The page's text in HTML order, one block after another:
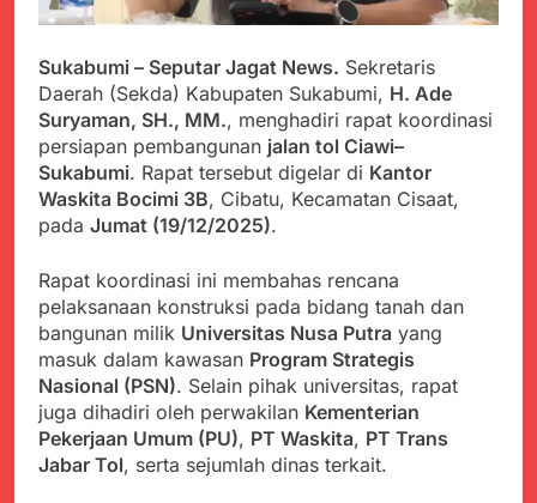
Kabupaten Sukabumi
Angkat Bicara
Satgas Yonif 310/KK
Dan Pembenahan
Kadinkes kab. Sukabumi
Angkat Bicara Terkait
Dugaan pembelian obat
yang akan Kadaluarsa
oleh Puskesmas
Juli 21, 2024
Diduga Pembelian Obat
oleh Puskesmas di
Kab. Sukabumi yang
akan Kadaluarsa.
Juli 20, 2024
Tunjukan
Yonif 310/KK Berikan
Bantuan Duka Cita
Juli 20, 2024
Polda Jabar Beberkan
Perkembangan
Terbaru Kasus Dago
Elos
Juli 20, 2024
Kejaksaan Negeri Kab
Sukabumi didesak usut
Tuntas Dugaan
penyelewengan
Juli 19, 2024
Diduga Kuat
Sukabumi – Seputar Jagat News. Sekretaris
Daerah (Sekda) Kabupaten Sukabumi, H. Ade
Suryaman, SH., MM., menghadiri rapat koordinasi
persiapan pembangunan jalan tol Ciawi–
Sukabumi. Rapat tersebut digelar di Kantor
Waskita Bocimi 3B, Cibatu, Kecamatan Cisaat,
pada Jumat (19/12/2025).
Rapat koordinasi ini membahas rencana
pelaksanaan konstruksi pada bidang tanah dan
bangunan milik Universitas Nusa Putra yang
masuk dalam kawasan Program Strategis
Nasional (PSN). Selain pihak universitas, rapat
juga dihadiri oleh perwakilan Kementerian
Pekerjaan Umum (PU), PT Waskita, PT Trans
Jabar Tol, serta sejumlah dinas terkait.